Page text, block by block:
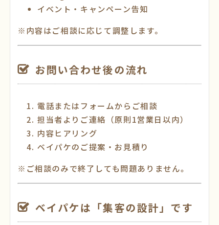
イベント・キャンペーン告知
※内容はご相談に応じて調整します。
お問い合わせ後の流れ
電話またはフォームからご相談
担当者よりご連絡（原則1営業日以内）
内容ヒアリング
ベイパケのご提案・お見積り
※ご相談のみで終了しても問題ありません。
ベイパケは「集客の設計」です